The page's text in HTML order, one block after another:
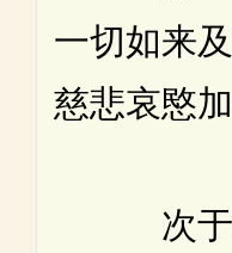
一切如来
慈悲哀愍
次于最